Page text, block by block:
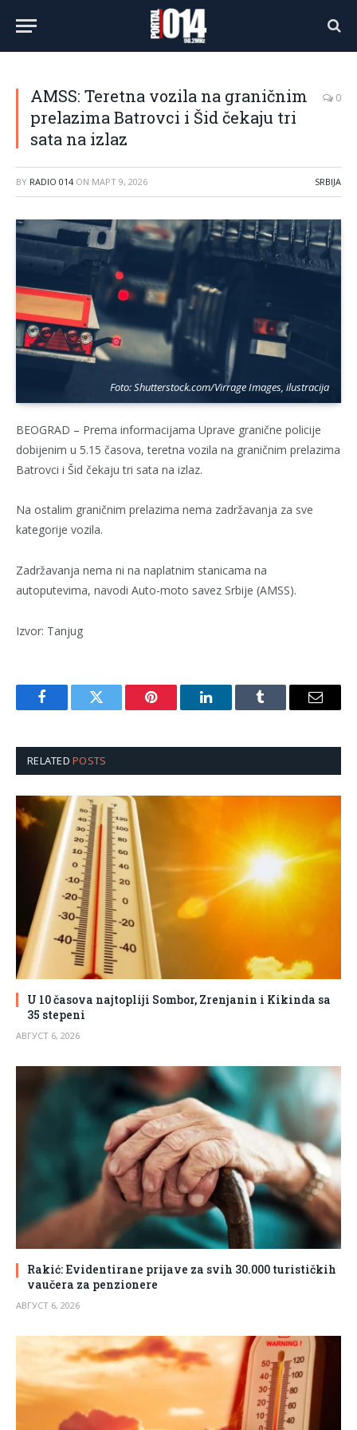
AMSS: Teretna vozila na graničnim
prelazima Batrovci i Šid čekaju tri
sata na izlaz
0
BY RADIO 014 ON МАРТ 9, 2026 SRBIJA
Foto: Shutterstock.com/Virrage Images, ilustracija
BEOGRAD – Prema informacijama Uprave granične policije
dobijenim u 5.15 časova, teretna vozila na graničnim prelazima
Batrovci i Šid čekaju tri sata na izlaz.
Na ostalim graničnim prelazima nema zadržavanja za sve
kategorije vozila.
Zadržavanja nema ni na naplatnim stanicama na
autoputevima, navodi Auto-moto savez Srbije (AMSS).
Izvor: Tanjug
FacebookTwitter Pinterest LinkedInTumblr Email
RELATEDPOSTS
U 10 časova najtopliji Sombor, Zrenjanin i Kikinda sa
35 stepeni
АВГУСТ 6, 2026
Rakić: Evidentirane prijave za svih 30.000 turističkih
vaučera za penzionere
АВГУСТ 6, 2026